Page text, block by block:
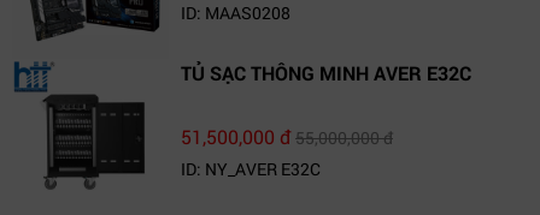
ID: MAAS0208
TỦ SẠC THÔNG MINH AVER E32C
51,500,000 đ55,000,000 đ
ID: NY_AVER E32C